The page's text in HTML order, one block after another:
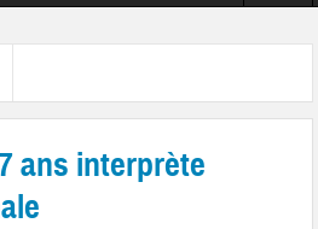
ans interprète